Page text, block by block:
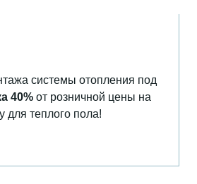
системы отопления под
40%от розничной цены на
для теплого пола!